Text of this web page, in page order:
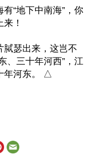
“地下中南海”，你
！
脦瑟出来，这岂不
、三十年河西”，江
年河东。 △